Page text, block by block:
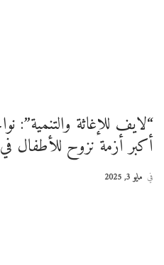
“لايف للإغاثة والتنمية”:
أكبر أزمة نزوح للأطفال في
في مايو 3, 2025